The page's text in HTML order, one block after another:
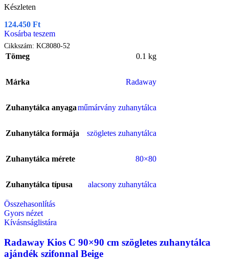
Készleten
124.450 Ft
Kosárba teszem
Cikkszám: KC8080-52
Tömeg 0.1 kg
Márka Radaway
Zuhanytálca anyagaműmárvány zuhanytálca
Zuhanytálca formája szögletes zuhanytálca
Zuhanytálca mérete 80×80
Zuhanytálca típusa alacsony zuhanytálca
Összehasonlítás
Gyors nézet
Kívásnságlistára
Radaway Kios C 90×90 cm szögletes zuhanytálca
ajándék szifonnal Beige